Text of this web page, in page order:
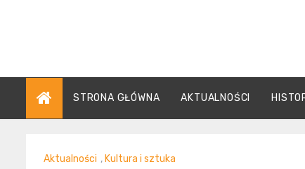
STRONA GŁÓWNA AKTUALNOŚCI
Aktualności , Kultura i sztuka